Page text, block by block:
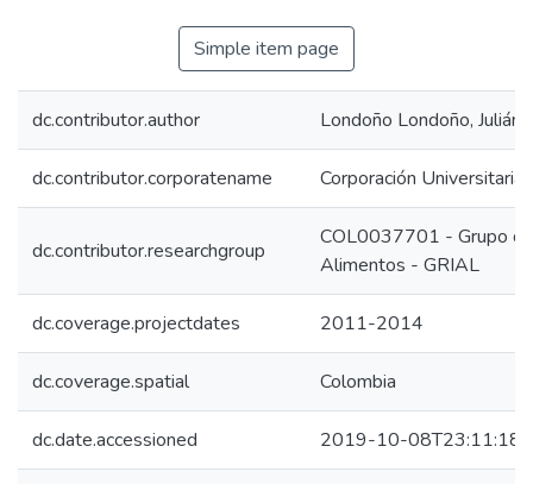
Simple item page
dc.contributor.author Londoño Londoño, Julián
dc.contributor.corporatename Corporación Universitaria
dc.contributor.researchgroup
COL0037701 - Grupo
Alimentos - GRIAL
dc.coverage.projectdates 2011-2014
dc.coverage.spatial Colombia
dc.date.accessioned 2019-10-08T23:11:18Z